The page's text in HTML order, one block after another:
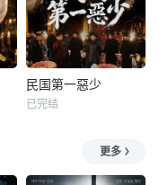
民国第一惡少
已完结
更多